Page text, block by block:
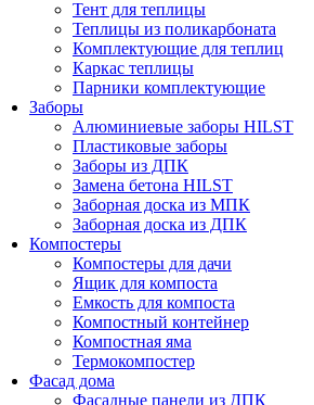
Тент для теплицы
Теплицы из поликарбоната
Комплектующие для теплиц
Каркас теплицы
Парники комплектующие
Заборы
Алюминиевые заборы HILST
Пластиковые заборы
Заборы из ДПК
Замена бетона HILST
Заборная доска из МПК
Заборная доска из ДПК
Компостеры
Компостеры для дачи
Ящик для компоста
Емкость для компоста
Компостный контейнер
Компостная яма
Термокомпостер
Фасад дома
Фасадные панели из ДПК